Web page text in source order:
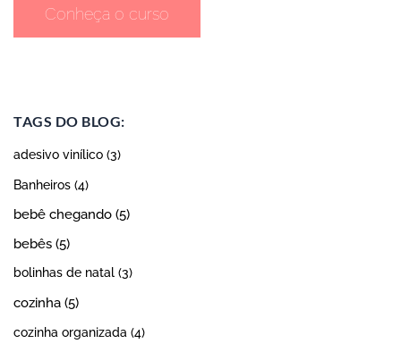
Conheça o curso
TAGS DO BLOG:
adesivo vinílico (3)
Banheiros (4)
bebê chegando (5)
bebês (5)
bolinhas de natal (3)
cozinha (5)
cozinha organizada (4)